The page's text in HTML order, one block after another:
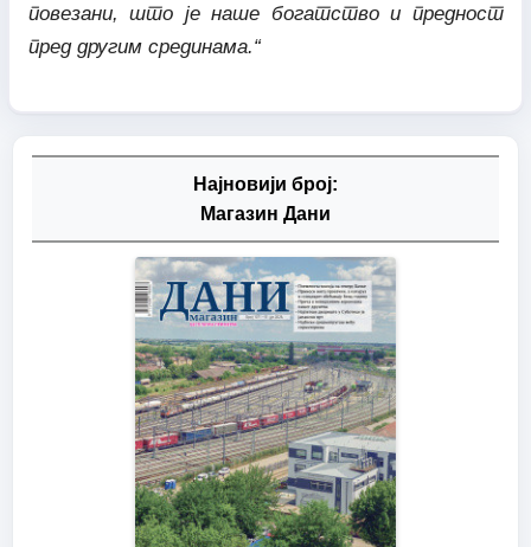
повезани, што је наше богатство и предност
пред другим срединама.“
Најновији број:
Магазин Дани